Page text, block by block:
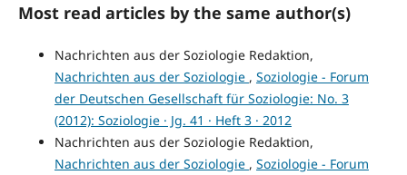
Most read articles by the same author(s)
Nachrichten aus der Soziologie Redaktion,
Nachrichten aus der Soziologie , Soziologie - Forum
der Deutschen Gesellschaft für Soziologie: No. 3
(2012): Soziologie · Jg. 41 · Heft 3 · 2012
Nachrichten aus der Soziologie Redaktion,
Nachrichten aus der Soziologie , Soziologie - Forum